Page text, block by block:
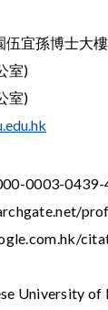
宜孫博士大
室)
室)
0003-0439-
University of